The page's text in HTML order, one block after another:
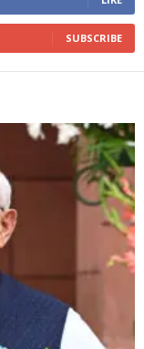
SUBSCRIBE